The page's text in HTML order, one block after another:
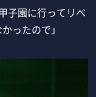
子園に行ってリベ
ったので」